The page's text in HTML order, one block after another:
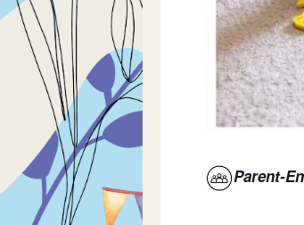
Parent-